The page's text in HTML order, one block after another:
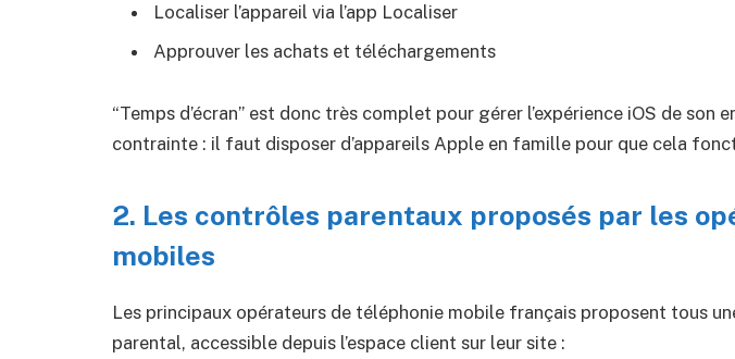
Localiser l’appareil via l’app Localiser
Approuver les achats et téléchargements
“Temps d’écran” est donc très complet pour gérer l’expérience iOS de son
contrainte : il faut disposer d’appareils Apple en famille pour que cela
2. Les contrôles parentaux proposés par les
mobiles
Les principaux opérateurs de téléphonie mobile français proposent tous
parental, accessible depuis l’espace client sur leur site :